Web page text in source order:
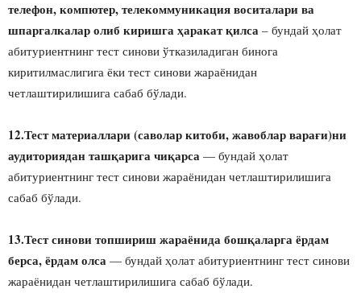
телефон, компютер, телекоммуникация воситалари ва
шпаргалкалар олиб киришга ҳаракат қилса – бундай ҳолат
абитуриентнинг тест синови ўтказиладиган бинога
киритилмаслигига ёки тест синови жараёнидан
четлаштирилишига сабаб бўлади.
12.Тест материаллари (саволар китоби, жавоблар варағи)ни
аудиториядан ташқарига чиқарса — бундай ҳолат
абитуриентнинг тест синови жараёнидан четлаштирилишига
сабаб бўлади.
13.Тест синови топшириш жараёнида бошқаларга ёрдам
берса, ёрдам олса — бундай ҳолат абитуриентнинг тест синови
жараёнидан четлаштирилишига сабаб бўлади.